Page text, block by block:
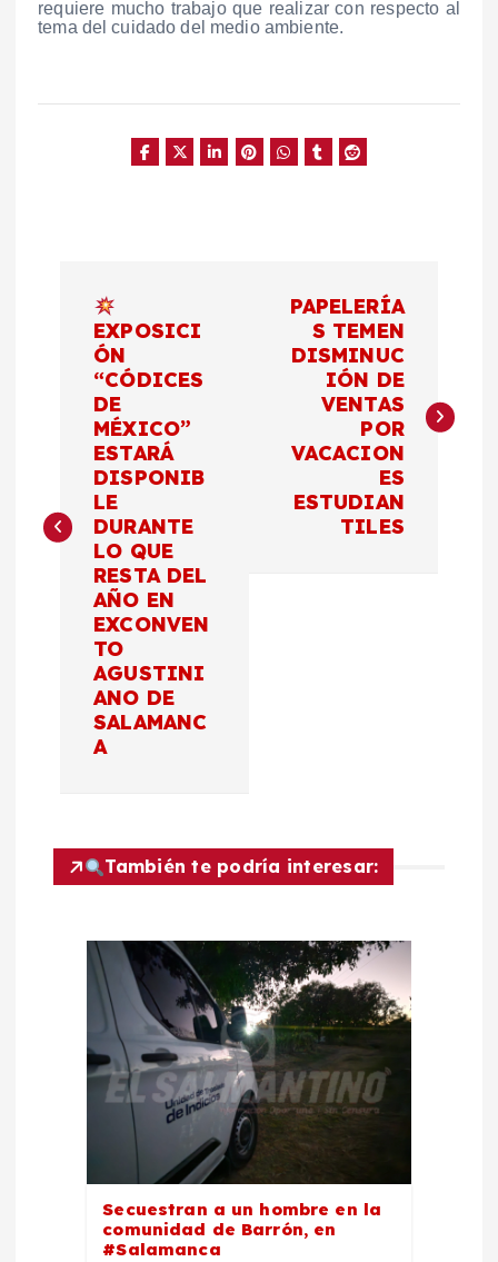
requiere mucho trabajo que realizar con respecto al
tema del cuidado del medio ambiente.
g
a
e
EXPOSICI
ÓN
“CÓDICES
DE
MÉXICO”
ESTARÁ
DISPONIB
LE
DURANTE
LO QUE
RESTA DEL
AÑO EN
EXCONVEN
TO
AGUSTINI
ANO DE
SALAMANC
A
PAPELERÍA
S TEMEN
DISMINUC
IÓN DE
VENTAS
POR
VACACION
ES
ESTUDIAN
TILES
También te podría interesar:
Secuestran a un hombre en la
comunidad de Barrón, en
#Salamanca